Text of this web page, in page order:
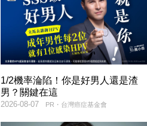
1/2機率淪陷！你是好男人還是渣
男？關鍵在這
PR・台灣癌症基金會
2026-08-07